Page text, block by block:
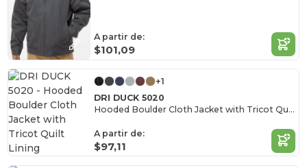
A partir de:
$101,09
+1
DRI DUCK 5020
Hooded Boulder Cloth Jacket with Tricot Quilt Lining
A partir de:
$97,11